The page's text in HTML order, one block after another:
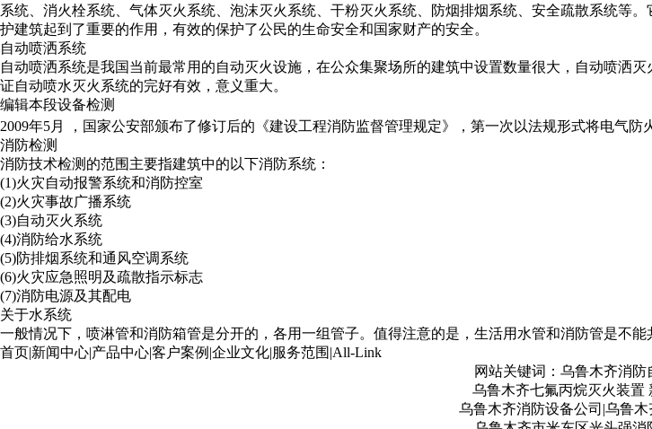
系统、消火栓系统、气体灭火系统、泡沫灭火系统、干粉灭火系统、防烟排烟系统、安全疏散系统等
护建筑起到了重要的作用，有效的保护了公民的生命安全和国家财产的安全。
自动喷洒系统
自动喷洒系统是我国当前最常用的自动灭火设施，在公众集聚场所的建筑中设置数量很大，自动喷洒
证自动喷水灭火系统的完好有效，意义重大。
编辑本段设备检测
2009年5月 ，国家公安部颁布了修订后的《建设工程消防监督管理规定》，第一次以法规形式将电气
消防检测
消防技术检测的范围主要指建筑中的以下消防系统：
(1)火灾自动报警系统和消防控室
(2)火灾事故广播系统
(3)自动灭火系统
(4)消防给水系统
(5)防排烟系统和通风空调系统
(6)火灾应急照明及疏散指示标志
(7)消防电源及其配电
关于水系统
一般情况下，喷淋管和消防箱管是分开的，各用一组管子。值得注意的是，生活用水管和消防管是不能
首页|新闻中心|产品中心|客户案例 |企业文化|服务范围 |All-Link
网站关键词：乌鲁木齐消防
乌鲁木齐七氟丙烷灭火装置
乌鲁木齐消防设备公司|乌鲁